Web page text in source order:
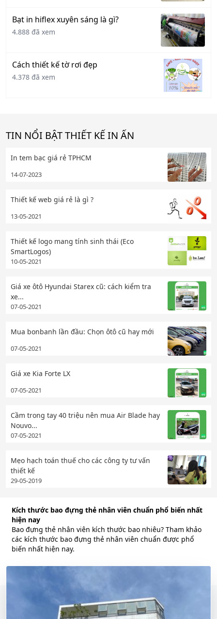
Bạt in hiflex xuyên sáng là gì?
4.888 đã xem
Cách thiết kế tờ rơi đẹp
4.378 đã xem
TIN NỔI BẬT THIẾT KẾ IN ẤN
In tem bạc giá rẻ TPHCM
14-07-2023
Thiết kế web giá rẻ là gì ?
13-05-2021
Thiết kế logo mang tính sinh thái (Eco
SmartLogos)
10-05-2021
Giá xe ôtô Hyundai Starex cũ: cách kiểm tra
xe...
07-05-2021
Mua bonbanh lần đầu: Chọn ôtô cũ hay mới
07-05-2021
Giá xe Kia Forte LX
07-05-2021
Cầm trong tay 40 triệu nên mua Air Blade hay
Nouvo...
07-05-2021
Mẹo hạch toán thuế cho các công ty tư vấn
thiết kế
29-05-2019
Kích thước bao đựng thẻ nhân viên chuẩn phổ biến nhất
hiện nay
Bao đựng thẻ nhân viên kích thước bao nhiêu? Tham khảo
các kích thước bao đựng thẻ nhân viên chuẩn được phổ
biến nhất hiện nay.